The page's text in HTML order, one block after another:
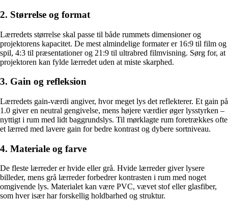
2. Størrelse og format
Lærredets størrelse skal passe til både rummets dimensioner og
projektorens kapacitet. De mest almindelige formater er 16:9 til film og
spil, 4:3 til præsentationer og 21:9 til ultrabred filmvisning. Sørg for, at
projektoren kan fylde lærredet uden at miste skarphed.
3. Gain og refleksion
Lærredets gain-værdi angiver, hvor meget lys det reflekterer. Et gain på
1.0 giver en neutral gengivelse, mens højere værdier øger lysstyrken –
nyttigt i rum med lidt baggrundslys. Til mørklagte rum foretrækkes ofte
et lærred med lavere gain for bedre kontrast og dybere sortniveau.
4. Materiale og farve
De fleste lærreder er hvide eller grå. Hvide lærreder giver lysere
billeder, mens grå lærreder forbedrer kontrasten i rum med noget
omgivende lys. Materialet kan være PVC, vævet stof eller glasfiber,
som hver især har forskellig holdbarhed og struktur.